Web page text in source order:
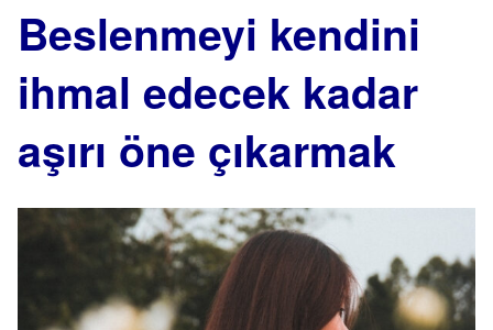
Beslenmeyi kendini
ihmal edecek kadar
aşırı öne çıkarmak